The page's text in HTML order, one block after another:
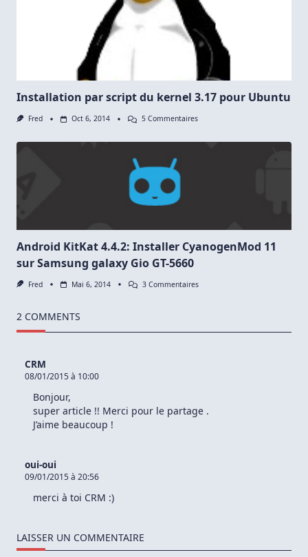
Installation par script du kernel 3.17 pour Ubuntu
Fred Oct 6, 2014 5 CommentairesSur
Android KitKat 4.4.2: Installer CyanogenMod 11
sur Samsung galaxy Gio GT-5660
Fred Mai 6, 2014 3 CommentairesSur
CyanogenMod
5660
2 COMMENTS
CRM
08/01/2015 à 10:00
Bonjour,
super article !! Merci pour le partage .
J’aime beaucoup !
oui-oui
09/01/2015 à 20:56
merci à toi CRM :)
LAISSER UN COMMENTAIRE